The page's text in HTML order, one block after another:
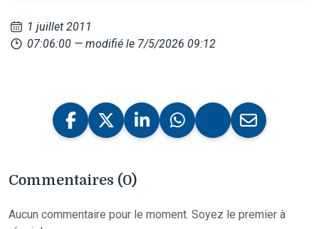
1 juillet 2011
07:06:00 — modifié le 7/5/2026 09:12
Commentaires (0)
Aucun commentaire pour le moment. Soyez le premier à